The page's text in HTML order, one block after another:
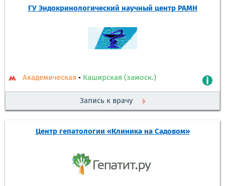
ГУ Эндокринологический научный центр РАМН
Академическая • Каширская (замоск.)
Запись к врачу
Центр гепатологии «Клиника на Садовом»